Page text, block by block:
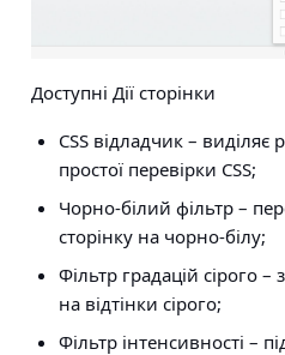
Доступні Дії сторінки
CSS відладчик– виділяє
простої перевірки CSS;
Чорно-білий фільтр–
сторінку на чорно-білу;
Фільтр градацій сірого–
на відтінки сірого;
Фільтр інтенсивності –